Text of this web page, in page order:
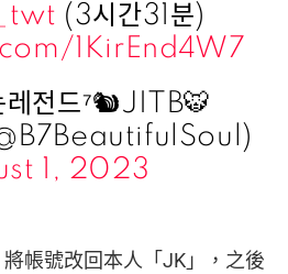
(3시간31분)
1KirEnd4W7
레전드⁷🐿JITB🐯
1, 2023
帳號改回本人「JK」，之後